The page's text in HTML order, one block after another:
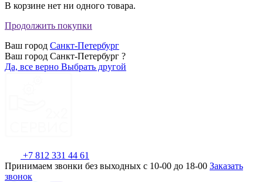
В корзине нет ни одного товара.
Продолжить покупки
Ваш город Санкт-Петербург
Ваш город Санкт-Петербург ?
Да, все верно Выбрать другой
+7 812 331 44 61
Принимаем звонки без выходных с 10-00 до 18-00 Заказать
звонок